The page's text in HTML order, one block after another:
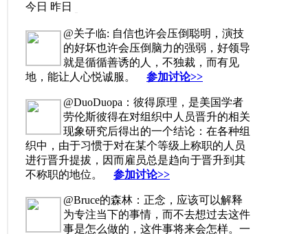
今日 昨日
@关子临: 自信也许会压倒聪明，演技
的好坏也许会压倒脑力的强弱，好领导
就是循循善诱的人，不独裁，而有见
地，能让人心悦诚服。 参加讨论>>
@DuoDuopa：彼得原理，是美国学者
劳伦斯彼得在对组织中人员晋升的相关
现象研究后得出的一个结论：在各种组
织中，由于习惯于对在某个等级上称职的人员
进行晋升提拔，因而雇员总是趋向于晋升到其
不称职的地位。 参加讨论>>
@Bruce的森林：正念，应该可以解释
为专注当下的事情，而不去想过去这件
事是怎么做的，这件事将来会怎样。一